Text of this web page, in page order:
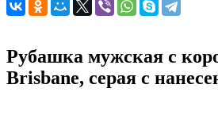
Рубашка мужская с
Brisbane, серая с